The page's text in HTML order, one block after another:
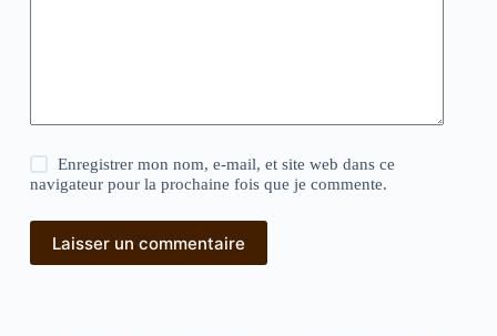
Enregistrer mon nom, e-mail, et site web dans ce
navigateur pour la prochaine fois que je commente.
Laisser un commentaire